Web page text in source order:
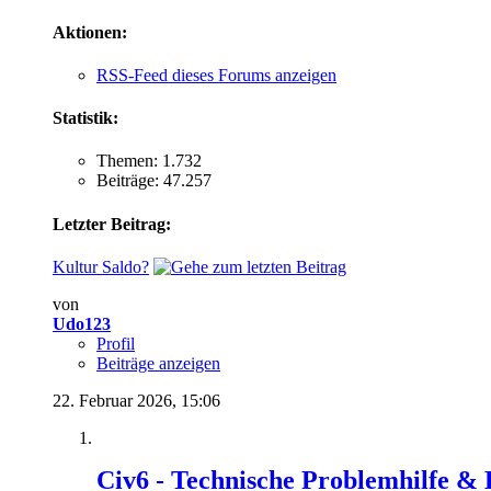
Aktionen:
RSS-Feed dieses Forums anzeigen
Statistik:
Themen: 1.732
Beiträge: 47.257
Letzter Beitrag:
Kultur Saldo?
von
Udo123
Profil
Beiträge anzeigen
22. Februar 2026, 15:06
Civ6 - Technische Problemhilfe &